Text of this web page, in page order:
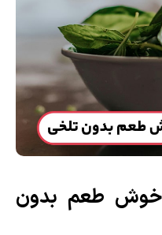
خوش طعم بدون